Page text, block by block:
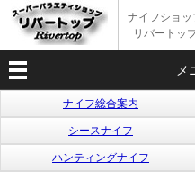
ナイフショッ
リバートッ
メ
ナイフ総合案内
シースナイフ
ハンティングナイフ